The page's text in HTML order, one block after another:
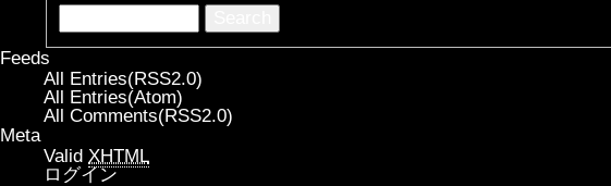
Feeds
All Entries(RSS2.0)
All Entries(Atom)
All Comments(RSS2.0)
Meta
Valid XHTML
ログイン